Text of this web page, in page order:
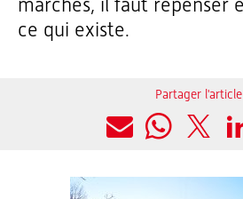
marchés, il faut repenser
ce qui existe.
Partager l'article